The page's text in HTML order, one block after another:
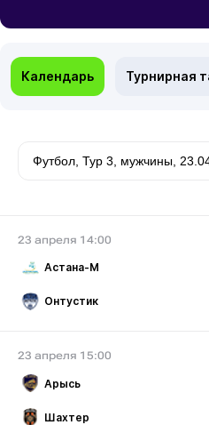
Календарь Турнирная
23 апреля 14:00
Астана-М
Онтустик
23 апреля 15:00
Арысь
Шахтер